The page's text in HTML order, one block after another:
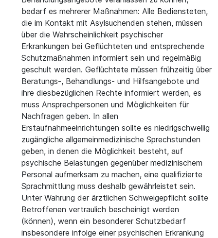
bedarf es mehrerer Maßnahmen: Alle Bediensteten,
die im Kontakt mit Asylsuchenden stehen, müssen
über die Wahrscheinlichkeit psychischer
Erkrankungen bei Geflüchteten und entsprechende
Schutzmaßnahmen informiert sein und regelmäßig
geschult werden. Geflüchtete müssen frühzeitig über
Beratungs-, Behandlungs- und Hilfsangebote und
ihre diesbezüglichen Rechte informiert werden, es
muss Ansprechpersonen und Möglichkeiten für
Nachfragen geben. In allen
Erstaufnahmeeinrichtungen sollte es niedrigschwellig
zugängliche allgemeinmedizinische Sprechstunden
geben, in denen die Möglichkeit besteht, auf
psychische Belastungen gegenüber medizinischem
Personal aufmerksam zu machen, eine qualifizierte
Sprachmittlung muss deshalb gewährleistet sein.
Unter Wahrung der ärztlichen Schweigepflicht sollte
Betroffenen vertraulich bescheinigt werden
(können), wenn ein besonderer Schutzbedarf
insbesondere infolge einer psychischen Erkrankung